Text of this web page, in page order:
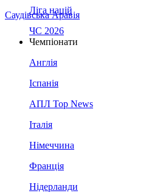
Саудівська Аравія
Ліга націй
ЧС 2026
Чемпіонати
Англія
Іспанія
АПЛ Top News
Італія
Німеччина
Франція
Нідерланди